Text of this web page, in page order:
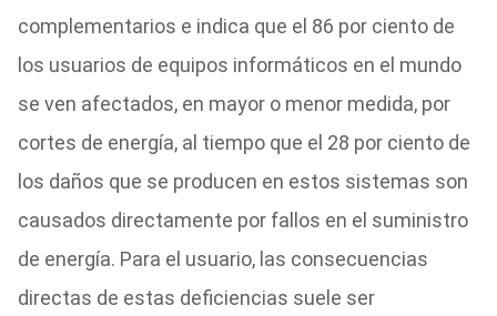
complementarios e indica que el 86 por ciento de
los usuarios de equipos informáticos en el mundo
se ven afectados, en mayor o menor medida, por
cortes de energía, al tiempo que el 28 por ciento de
los daños que se producen en estos sistemas son
causados directamente por fallos en el suministro
de energía. Para el usuario, las consecuencias
directas de estas deficiencias suele ser